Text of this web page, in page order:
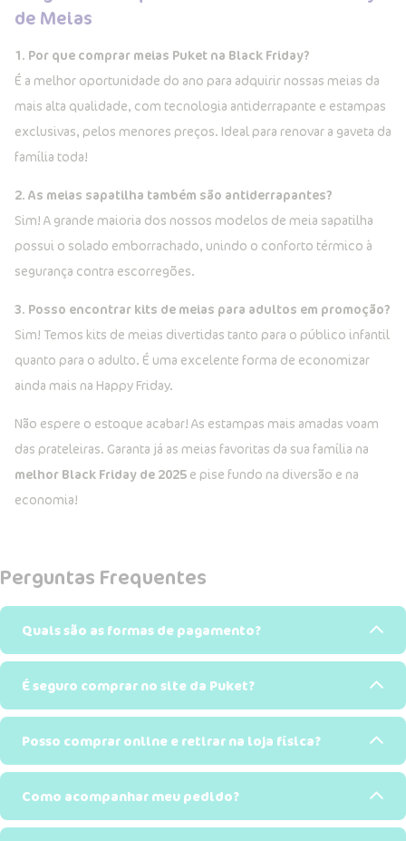
de Meias
1. Por que comprar meias Puket na Black Friday?
É a melhor oportunidade do ano para adquirir nossas meias da
mais alta qualidade, com tecnologia antiderrapante e estampas
exclusivas, pelos menores preços. Ideal para renovar a gaveta da
família toda!
2. As meias sapatilha também são antiderrapantes?
Sim! A grande maioria dos nossos modelos de meia sapatilha
possui o solado emborrachado, unindo o conforto térmico à
segurança contra escorregões.
3. Posso encontrar kits de meias para adultos em promoção?
Sim! Temos kits de meias divertidas tanto para o público infantil
quanto para o adulto. É uma excelente forma de economizar
ainda mais na Happy Friday.
Não espere o estoque acabar! As estampas mais amadas voam
das prateleiras. Garanta já as meias favoritas da sua família na
melhor Black Friday de 2025 e pise fundo na diversão e na
economia!
Perguntas Frequentes
Quais são as formas de pagamento?
É seguro comprar no site da Puket?
Posso comprar online e retirar na loja física?
Como acompanhar meu pedido?